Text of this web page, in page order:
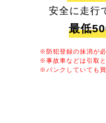
安全に走行
最低
※防犯登録の抹消が必
※事故車などは引取と
※パンクしていても